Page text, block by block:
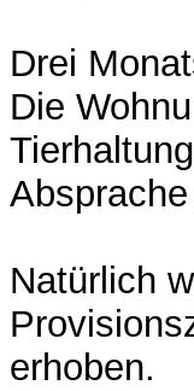
Drei
Die
Natürlich
erhoben.